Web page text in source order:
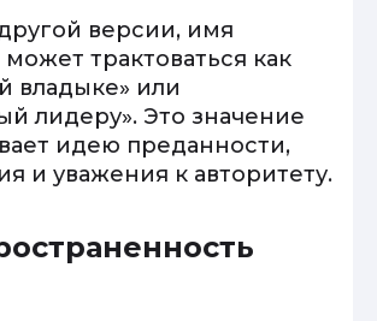
версии, имя
может трактоваться как
владыке» или
лидеру». Это значение
идею преданности,
и уважения к авторитету.